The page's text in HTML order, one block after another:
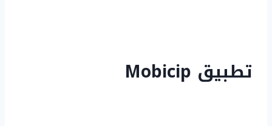
تطبيق Mobicip